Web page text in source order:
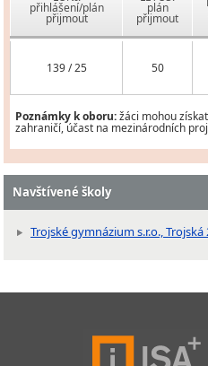
přihlášení/plán
přijmout
plán
přijmout
139 / 25 50
Poznámky k oboru:žáci mohou
zahraničí, účast na mezinárodních
Navštívené školy
Trojské gymnázium s.r.o., Trojská